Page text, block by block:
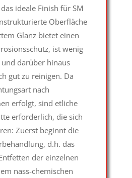
ideale Finish für SM
Oberfläche
Glanz bietet einen
ist wenig
darüber hinaus
gut zu reinigen. Da
nach
erfolgt, sind etliche
erforderlich, die sich
Zuerst beginnt die
d.h. das
der einzelnen
nass-chemischen